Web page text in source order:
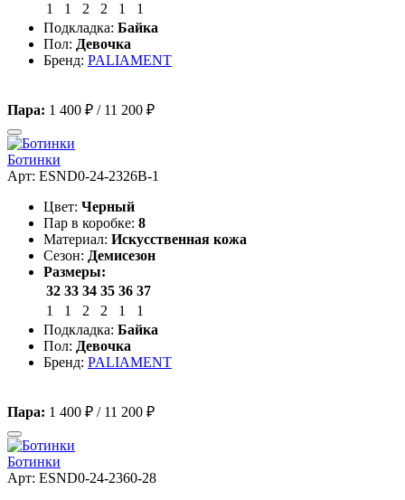
1
1 2 2 1
1
Подкладка: Байка
Пол: Девочка
Бренд: PALIAMENT
Пара: 1 400 ₽ / 11 200 ₽
Ботинки
Арт: ESND0-24-2326B-1
Цвет: Черный
Пар в коробке: 8
Материал: Искусственная кожа
Сезон: Демисезон
Размеры:
32 33 34 35 36 37
1
1 2 2 1
1
Подкладка: Байка
Пол: Девочка
Бренд: PALIAMENT
Пара: 1 400 ₽ / 11 200 ₽
Ботинки
Арт: ESND0-24-2360-28